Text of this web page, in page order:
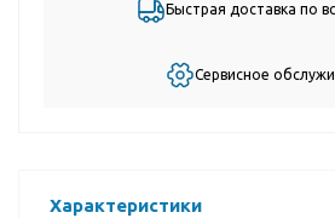
Быстрая доставка по
Сервисное
Характеристики